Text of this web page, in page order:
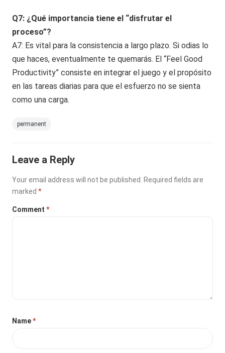
Q7: ¿Qué importancia tiene el “disfrutar el
proceso”?
A7: Es vital para la consistencia a largo plazo. Si odias lo
que haces, eventualmente te quemarás. El “Feel Good
Productivity” consiste en integrar el juego y el propósito
en las tareas diarias para que el esfuerzo no se sienta
como una carga.
permanent
Leave a Reply
Your email address will not be published.
Required fields are
marked*
Comment*
Name*